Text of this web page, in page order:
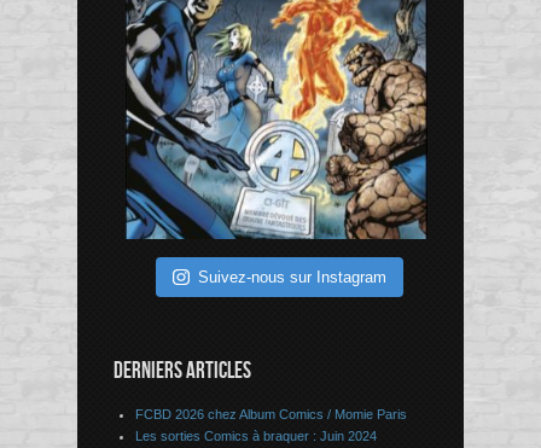
Suivez-nous sur Instagram
DERNIERS ARTICLES
FCBD 2026 chez Album Comics / Momie Paris
Les sorties Comics à braquer : Juin 2024